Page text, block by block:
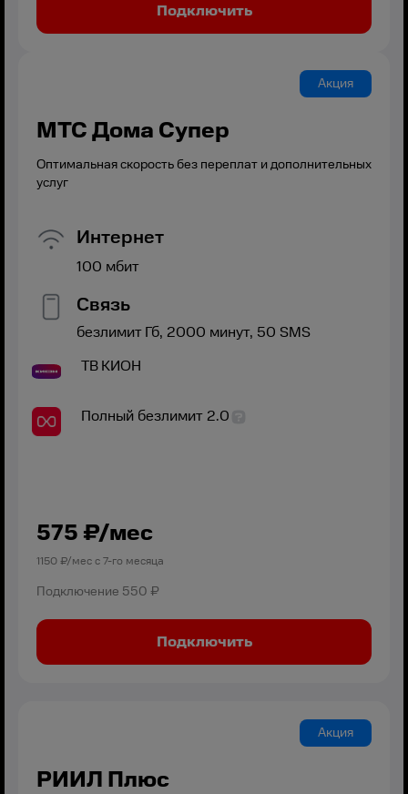
Подключить
Акция
МТС Дома Супер
Оптимальная скорость без переплат и дополнительных
услуг
Интернет
100 мбит
Связь
безлимитГб, 2000 минут, 50 SMS
ТВКИОН
Полный безлимит 2.0
575 ₽/мес
1150₽/мес с7-го месяца
Подключение 550 ₽
Подключить
Акция
РИИЛ Плюс